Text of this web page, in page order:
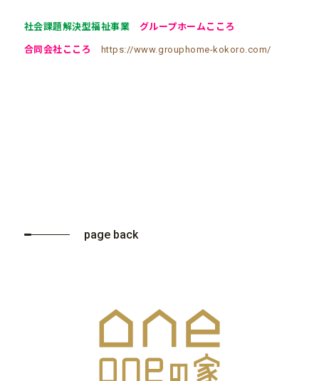
社会課題解決型福祉事業 グループホームこころ
合同会社こころ https://www.grouphome-kokoro.com/
page back